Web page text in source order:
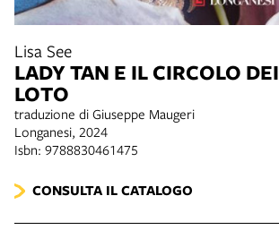
Lisa See
LADY TAN E IL CIRCOLO
LOTO
traduzione di Giuseppe Maugeri
Longanesi, 2024
Isbn: 9788830461475
CONSULTA IL CATALOGO